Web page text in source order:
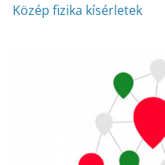
m
Közép fizika kísérletek